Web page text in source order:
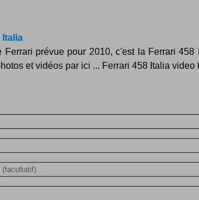
Italia
Ferrari prévue pour 2010, c'est la Ferrari 458
et vidéos par ici ... Ferrari 458 Italia video